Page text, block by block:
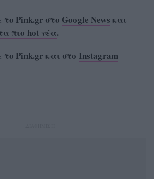
το Pink.gr στο Google News και
πιο hot νέα.
το Pink.gr και στο Instagram